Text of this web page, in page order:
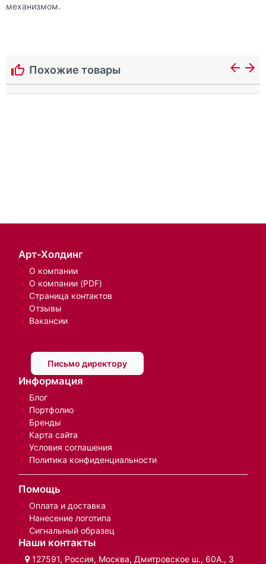
механизмом.
Похожие товары
Арт-Холдинг
О компании
О компании (PDF)
Страница контактов
Отзывы
Вакансии
Письмо директору
Информация
Блог
Портфолио
Бренды
Карта сайта
Условия соглашения
Политика конфиденциальности
Помощь
Оплата и доставка
Нанесение логотипа
Сигнальный образец
Наши контакты
127591, Россия, Москва, Дмитровское ш., 60А., 3